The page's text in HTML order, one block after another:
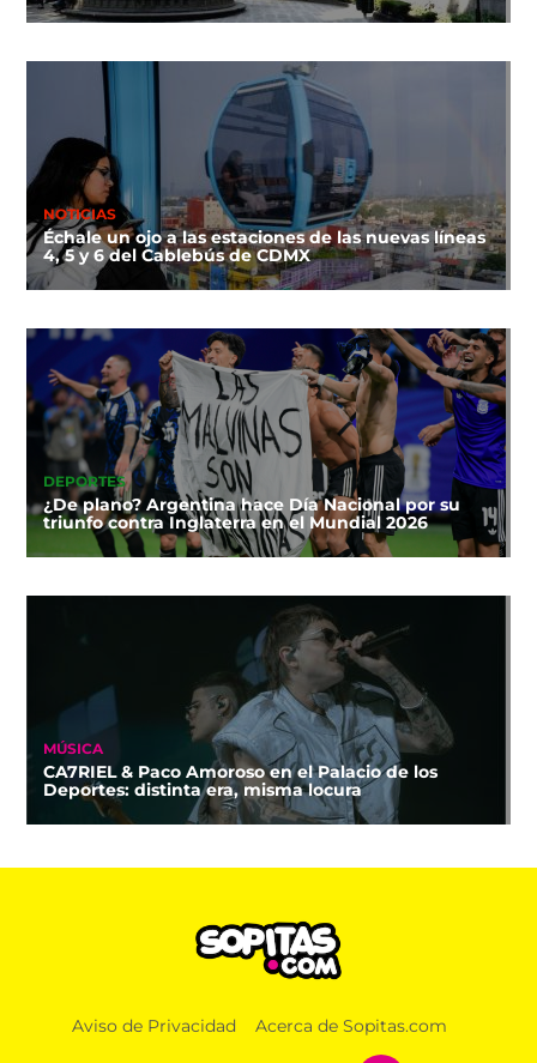
NOTICIAS
Échale un ojo a las estaciones de las nuevas líneas
4, 5 y 6 del Cablebús de CDMX
DEPORTES
¿De plano? Argentina hace Día Nacional por su
triunfo contra Inglaterra en el Mundial 2026
MÚSICA
CA7RIEL & Paco Amoroso en el Palacio de los
Deportes: distinta era, misma locura
Aviso de Privacidad Acerca de Sopitas.com